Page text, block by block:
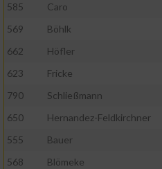
585
Caro
569
Böhlk
662
Höfler
623
Fricke
790
Schließmann
650
Hernandez-Feldkirchner
555
Bauer
568
Blömeke